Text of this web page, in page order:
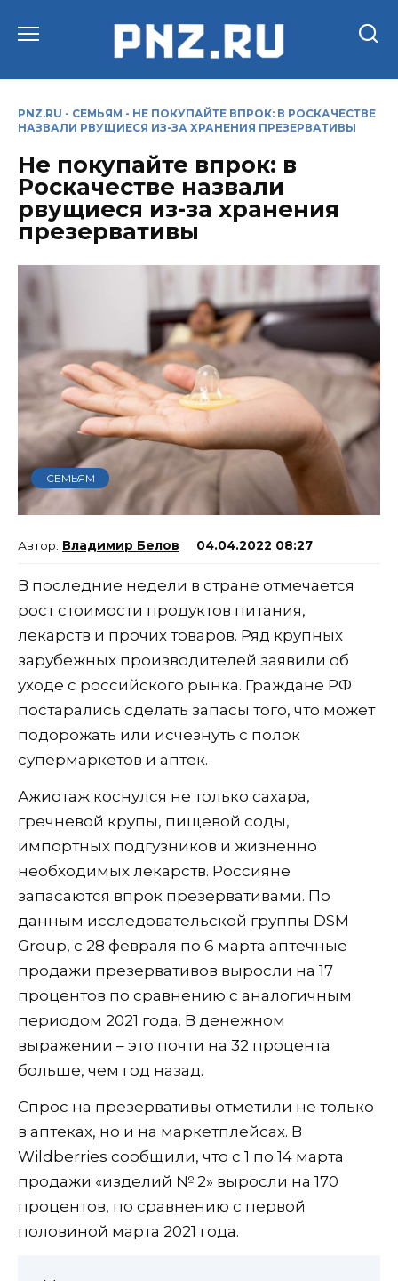
PNZ.RU - СЕМЬЯМ - НЕ ПОКУПАЙТЕ ВПРОК: В РОСКАЧЕСТВЕ
НАЗВАЛИ РВУЩИЕСЯ ИЗ-ЗА ХРАНЕНИЯ ПРЕЗЕРВАТИВЫ
Не покупайте впрок: в
Роскачестве назвали
рвущиеся из-за хранения
презервативы
СЕМЬЯМ
Владимир Белов 04.04.2022 08:27
В последние недели в стране отмечается
рост стоимости продуктов питания,
лекарств и прочих товаров. Ряд крупных
зарубежных производителей заявили об
уходе с российского рынка. Граждане РФ
постарались сделать запасы того, что может
подорожать или исчезнуть с полок
супермаркетов и аптек.
Ажиотаж коснулся не только сахара,
гречневой крупы, пищевой соды,
импортных подгузников и жизненно
необходимых лекарств. Россияне
запасаются впрок презервативами. По
данным исследовательской группы DSM
Group, с 28 февраля по 6 марта аптечные
продажи презервативов выросли на 17
процентов по сравнению с аналогичным
периодом 2021 года. В денежном
выражении – это почти на 32 процента
больше, чем год назад.
Спрос на презервативы отметили не только
в аптеках, но и на маркетплейсах. В
Wildberries сообщили, что с 1 по 14 марта
продажи «изделий № 2» выросли на 170
процентов, по сравнению с первой
половиной марта 2021 года.